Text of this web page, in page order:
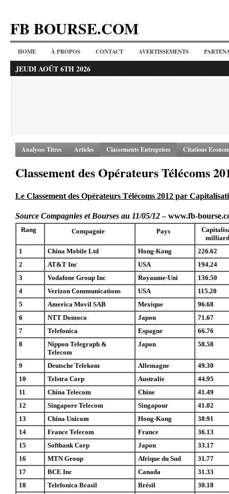
FB BOURSE.COM
HOME À PROPOS CONTACT AVERTISSEMENTS
JEUDI AOÛT 6TH 2026
Analyses Titres Articles Classements Entreprises Citations
Classement des Opérateurs Télécoms
Le Classement des Opérateurs Télécoms 2012 par
Source Compagnies et Bourses au 11/05/12– www.fb-
Rang Compagnie Pays
1
China Mobile Ltd Hong-Kong
226.62
2
AT&T Inc USA
194.24
3
Vodafone Group Inc Royaume-Uni
136.50
4
Verizon Communications USA
115.20
5
America Movil SAB Mexique
96.68
6
NTT Domoco Japon
71.67
7
Telefonica Espagne
66.76
8
Nippon Telegraph &
Telecom
Japon 58.58
9 Deutsche Telekom Allemagne
49.30
10
Telstra Corp Australie
44.95
11
China Telecom Chine
41.49
12
Singapore Telecom Singapour
41.02
13
China Unicom Hong-Kong
38.91
14
France Telecom France
36.13
15
Softbank Corp Japon
33.17
16
MTN Group Afrique du Sud
31.77
17
BCE Inc Canada
31.33
18
Telefonica Brasil Brésil
30.18